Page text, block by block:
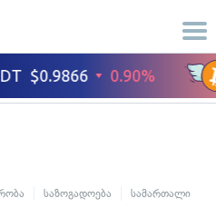
საზოგადოება სამართალი